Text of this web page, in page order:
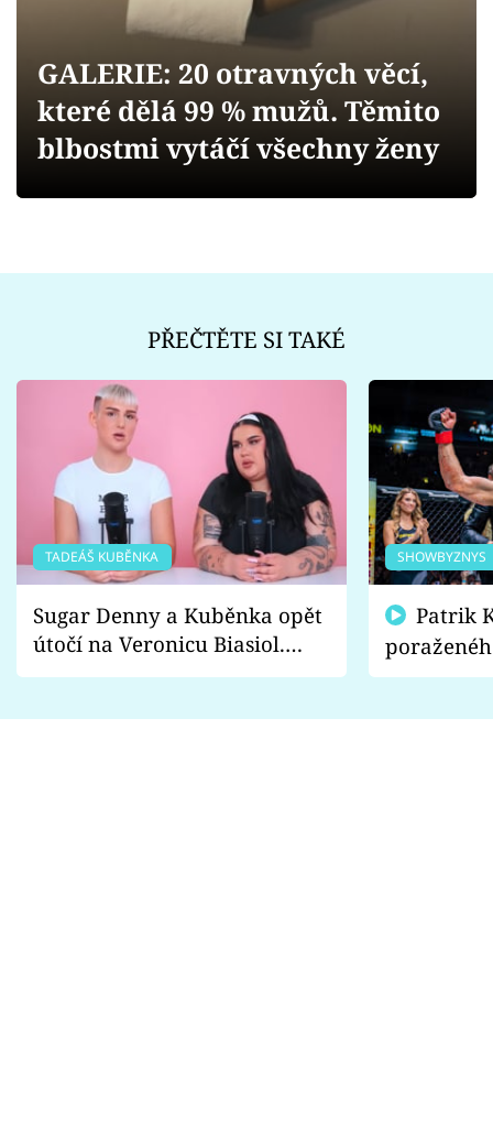
Videa
Sledujte prima+
GALERIE: 20 otravných věcí,
které dělá 99 % mužů. Těmito
blbostmi vytáčí všechny ženy
PŘEČTĚTE SI TAKÉ
TADEÁŠ KUBĚNKA
Sugar Denny a Kuběnka opět
útočí na Veronicu Biasiol.
Proč je podle nich falešná a
SHOWBYZNYS
fanoušci